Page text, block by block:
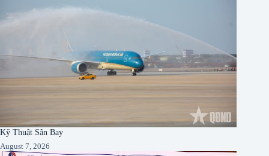
Kỹ Thuật Sân Bay
August 7, 2026